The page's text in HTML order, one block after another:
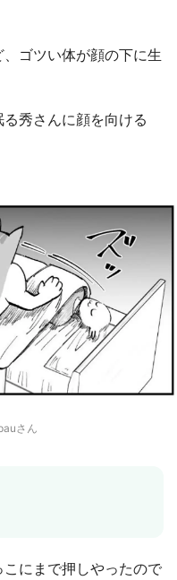
ゴツい体が顔の下に生
秀さんに顔を向ける
さん
にまで押しやったので